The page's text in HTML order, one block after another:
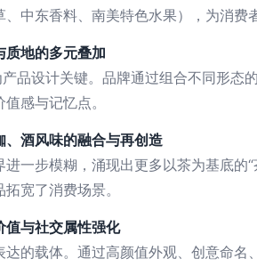
、中东香料、南美特色水果），为消费
质地的多元叠加
产品设计关键。品牌通过组合不同形
感与记忆点。
、酒风味的融合与再创造
一步模糊，涌现出更多以茶为基底的
宽了消费场景。
值与社交属性强化
达的载体。通过高颜值外观、创意命